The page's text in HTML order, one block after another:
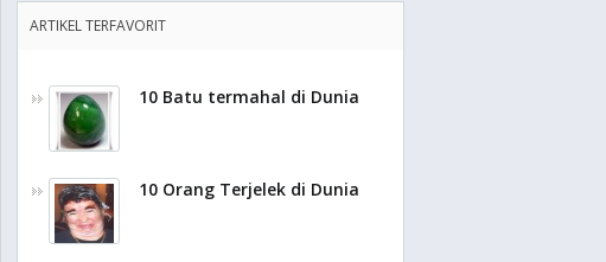
ARTIKEL TERFAVORIT
10 Batu termahal di Dunia
10 Orang Terjelek di Dunia